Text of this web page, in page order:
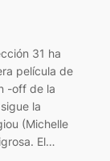
31 ha
película de
-off de la
la
(Michelle
El…